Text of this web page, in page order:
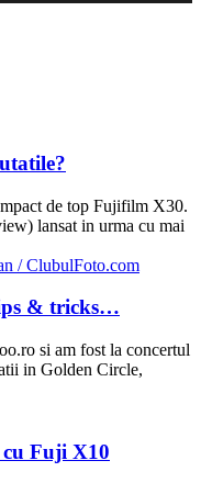
de top Fujifilm X30.
lansat in urma cu mai
& tricks…
si am fost la concertul
in Golden Circle,
Fuji X10